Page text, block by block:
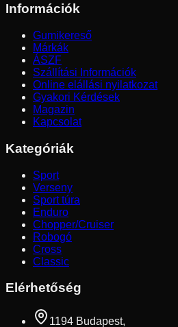
Információk
Gumikereső
Márkák
ÁSZF
Szállítási Információk
Online elállási nyilatkozat
Gyakori Kérdések
Magazin
Kapcsolat
Kategóriák
Sport
Verseny
Sport túra
Enduro
Chopper/Cruiser
Robogó
Cross
Classic
Elérhetőség
1194 Budapest,